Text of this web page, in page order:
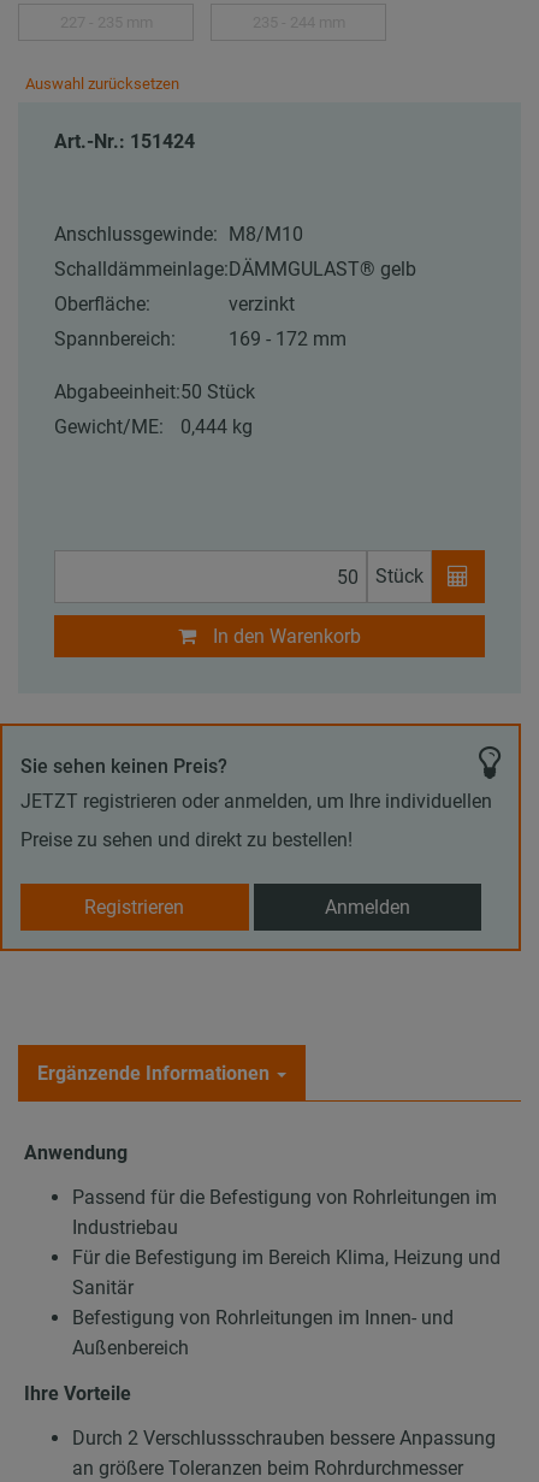
Auswahl zurücksetzen
Art.-Nr.: 151424
Anschlussgewinde:
M8/M10
Schalldämmeinlage: DÄMMGULAST® gelb
Oberfläche:
verzinkt
Spannbereich:
169 - 172 mm
Abgabeeinheit:50 Stück
Gewicht/ME:
0,444 kg
Stück
In den Warenkorb
Sie sehen keinen Preis?
JETZT registrieren oder anmelden, um Ihre individuellen
Preise zu sehen und direkt zu bestellen!
Registrieren Anmelden
Ergänzende Informationen
Anwendung
Passend für die Befestigung von Rohrleitungen im
Industriebau
Für die Befestigung im Bereich Klima, Heizung und
Sanitär
Befestigung von Rohrleitungen im Innen- und
Außenbereich
Ihre Vorteile
Durch 2 Verschlussschrauben bessere Anpassung
an größere Toleranzen beim Rohrdurchmesser